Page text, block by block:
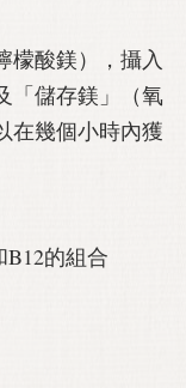
檬酸鎂），攝入
「儲存鎂」（氧
在幾個小時內獲
的組合